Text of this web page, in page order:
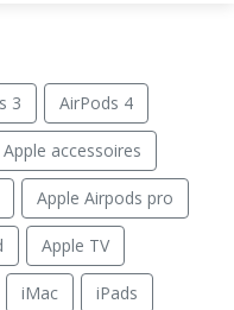
3 AirPods 4
Apple accessoires
Apple Airpods pro
Apple TV
iMac iPads